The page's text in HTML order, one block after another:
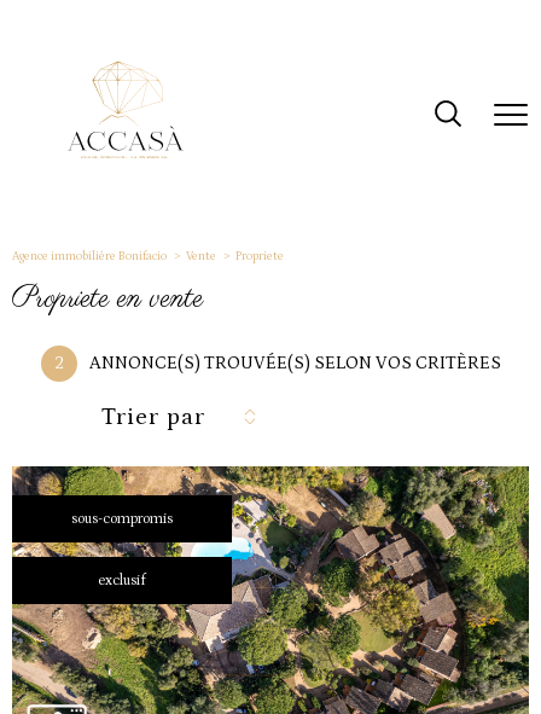
Agence immobiliére Bonifacio Vente Propriete
propriete en vente
2 ANNONCE(S) TROUVÉE(S) SELON VOS CRITÈRES
Trier par
sous-compromis
exclusif voir le
bien